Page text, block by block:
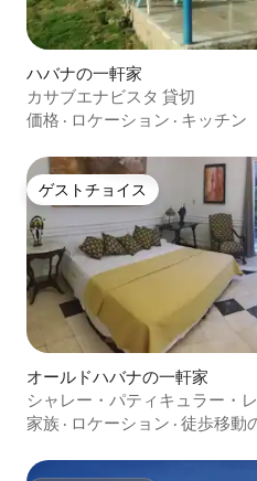
ハバナの一軒家
カサブエナビスタ 貸切
価格 · ロケーション · キッチン
ゲストチョイス
ゲストチョイス
オールドハバナの一軒家
シャレー・パティキュラー・
家族 · ロケーション · 徒歩移動